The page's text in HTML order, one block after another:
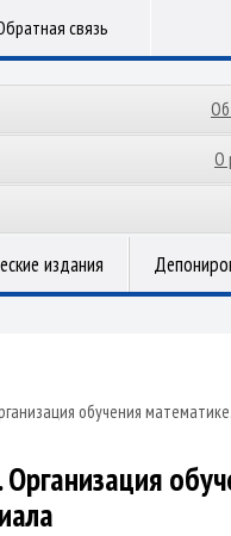
связь
Об
О
издания
обучения